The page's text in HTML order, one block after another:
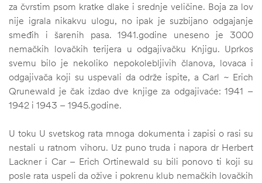
za čvrstim psom kratke dlake i srednje veličine. Boja za lov
nije igrala nikakvu ulogu, no ipak je suzbijano odgajanje
smeđih i šarenih pasa. 1941.godine uneseno je 3000
nemačkih lovačkih terijera u odgajivačku Knjigu. Uprkos
svemu bilo je nekoliko nepokolebljivih članova, lovaca i
odgajivača koji su uspevali da održe ispite, a Carl ~ Erich
Qrunewald je čak izdao dve knjige za odgajivaće: 1941 –
1942 i 1943 – 1945.godine.
U toku U svetskog rata mnoga dokumenta i zapisi o rasi su
nestali u ratnom vihoru. Uz puno truda i napora dr Herbert
Lackner i Car – Erich Ortinewald su bili ponovo ti koji su
posle rata uspeli da ožive i pokrenu klub nemačkih lovačkih